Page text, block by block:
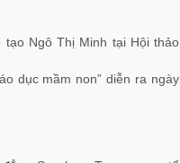
Ngô Thị Minh tại Hội thảo
dục mầm non” diễn ra ngày